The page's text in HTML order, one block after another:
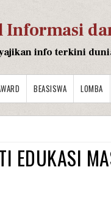
Informasi
info terkini
BEASISWA LOMBA
EDUKASI